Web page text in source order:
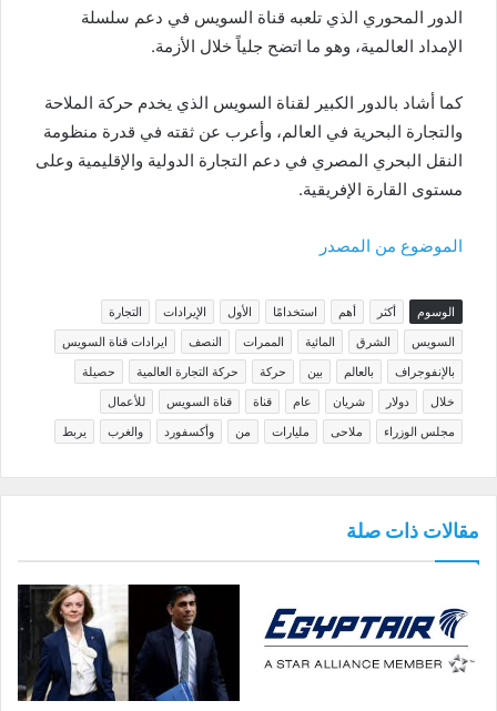
الدور المحوري الذي تلعبه قناة السويس في دعم سلسلة
الإمداد العالمية، وهو ما اتضح جلياً خلال الأزمة.
كما أشاد بالدور الكبير لقناة السويس الذي يخدم حركة الملاحة
والتجارة البحرية في العالم، وأعرب عن ثقته في قدرة منظومة
النقل البحري المصري في دعم التجارة الدولية والإقليمية وعلى
مستوى القارة الإفريقية.
الموضوع من المصدر
الوسوم أكثر أهم استخدامًا الأول الإيرادات
التجارة
السويس
الشرق المائية الممرات النصف
ايرادات قناة السويس
بالإنفوجراف
بالعالم بين حركة حركة التجارة العالمية
حصيلة
خلال
دولار شريان عام قناة قناة السويس
للأعمال
مجلس الوزراء
ملاحى مليارات من وأكسفورد والغرب يربط
مقالات ذات صلة